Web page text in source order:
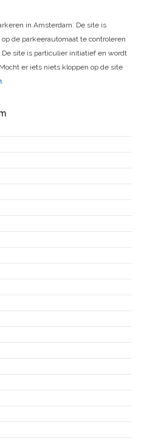
in Amsterdam. De site is
de parkeerautomaat te controleren
site is particulier initiatief en wordt
er iets niets kloppen op de site